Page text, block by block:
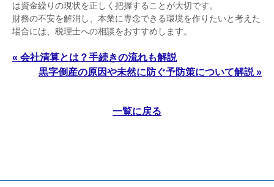
は資金繰りの現状を正しく把握することが大切です。
財務の不安を解消し、本業に専念できる環境を作りたいと考えた
場合には、税理士への相談をおすすめします。
« 会社清算とは？手続きの流れも解説
黒字倒産の原因や未然に防ぐ予防策について解説 »
一覧に戻る